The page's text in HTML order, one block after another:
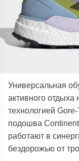
Универсальная
активного отдыха
технологией
подошва
работают в
бездорожью от